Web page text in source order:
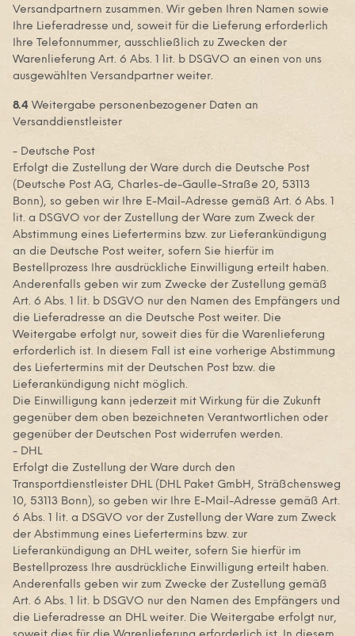
Versandpartnern zusammen. Wir geben Ihren Namen sowie
Ihre Lieferadresse und, soweit für die Lieferung erforderlich
Ihre Telefonnummer, ausschließlich zu Zwecken der
Warenlieferung Art. 6 Abs. 1 lit. b DSGVO an einen von uns
ausgewählten Versandpartner weiter.
8.4 Weitergabe personenbezogener Daten an
Versanddienstleister
- Deutsche Post
Erfolgt die Zustellung der Ware durch die Deutsche Post
(Deutsche Post AG, Charles-de-Gaulle-Straße 20, 53113
Bonn), so geben wir Ihre E-Mail-Adresse gemäß Art. 6 Abs. 1
lit. a DSGVO vor der Zustellung der Ware zum Zweck der
Abstimmung eines Liefertermins bzw. zur Lieferankündigung
an die Deutsche Post weiter, sofern Sie hierfür im
Bestellprozess Ihre ausdrückliche Einwilligung erteilt haben.
Anderenfalls geben wir zum Zwecke der Zustellung gemäß
Art. 6 Abs. 1 lit. b DSGVO nur den Namen des Empfängers und
die Lieferadresse an die Deutsche Post weiter. Die
Weitergabe erfolgt nur, soweit dies für die Warenlieferung
erforderlich ist. In diesem Fall ist eine vorherige Abstimmung
des Liefertermins mit der Deutschen Post bzw. die
Lieferankündigung nicht möglich.
Die Einwilligung kann jederzeit mit Wirkung für die Zukunft
gegenüber dem oben bezeichneten Verantwortlichen oder
gegenüber der Deutschen Post widerrufen werden.
- DHL
Erfolgt die Zustellung der Ware durch den
Transportdienstleister DHL (DHL Paket GmbH, Sträßchensweg
10, 53113 Bonn), so geben wir Ihre E-Mail-Adresse gemäß Art.
6 Abs. 1 lit. a DSGVO vor der Zustellung der Ware zum Zweck
der Abstimmung eines Liefertermins bzw. zur
Lieferankündigung an DHL weiter, sofern Sie hierfür im
Bestellprozess Ihre ausdrückliche Einwilligung erteilt haben.
Anderenfalls geben wir zum Zwecke der Zustellung gemäß
Art. 6 Abs. 1 lit. b DSGVO nur den Namen des Empfängers und
die Lieferadresse an DHL weiter. Die Weitergabe erfolgt nur,